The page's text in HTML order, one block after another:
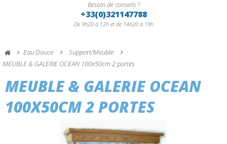
Besoin de conseils ?
+33(0)321147788
De 9h20 à 12h et de 14h20 à 19h
Eau Douce
Support/Meuble
MEUBLE & GALERIE OCEAN 100x50cm 2 portes
MEUBLE & GALERIE OCEAN
100X50CM 2 PORTES